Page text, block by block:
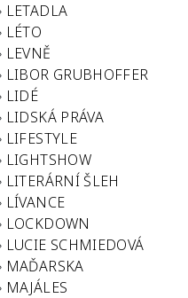
LETADLA
LÉTO
LEVNĚ
LIBOR GRUBHOFFER
LIDÉ
LIDSKÁ PRÁVA
LIFESTYLE
LIGHTSHOW
LITERÁRNÍ ŠLEH
LÍVANCE
LOCKDOWN
LUCIE SCHMIEDOVÁ
MAĎARSKA
MAJÁLES